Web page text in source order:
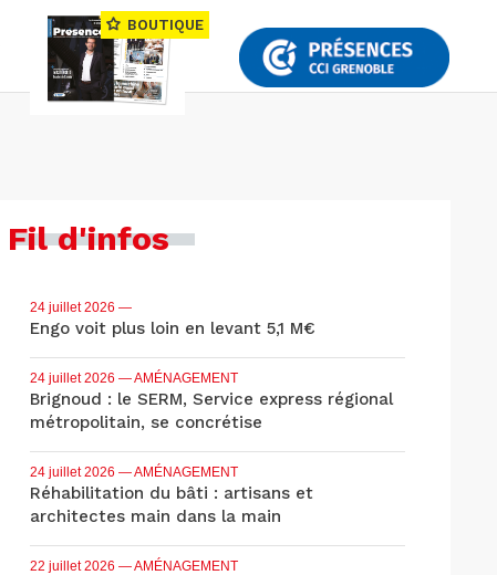
BOUTIQUE
Fil d'infos
24 juillet 2026 —
Engo voit plus loin en levant 5,1 M€
24 juillet 2026 — AMÉNAGEMENT
Brignoud : le SERM, Service express régional
métropolitain, se concrétise
24 juillet 2026 — AMÉNAGEMENT
Réhabilitation du bâti : artisans et
architectes main dans la main
22 juillet 2026 — AMÉNAGEMENT